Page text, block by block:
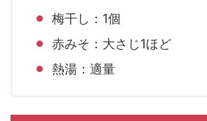
梅干し：1個
赤みそ：大さじ1ほど
熱湯：適量